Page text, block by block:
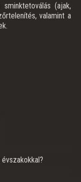
(ajak,
valamint a